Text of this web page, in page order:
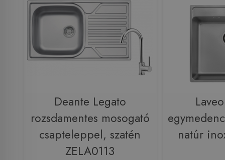
Deante Legato
rozsdamentes mosogató
csapteleppel, szatén
ZELA0113
natúr